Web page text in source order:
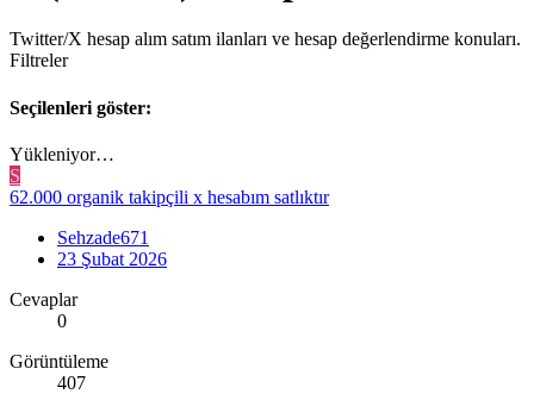
Twitter/X hesap alım satım ilanları ve hesap değerlendirme konuları.
Filtreler
Seçilenleri göster:
Yükleniyor…
S
62.000 organik takipçili x hesabım satlıktır
Sehzade671
23 Şubat 2026
Cevaplar
0
Görüntüleme
407